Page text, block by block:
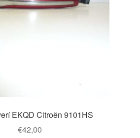
EKQD Citroën 9101HS
€42,00